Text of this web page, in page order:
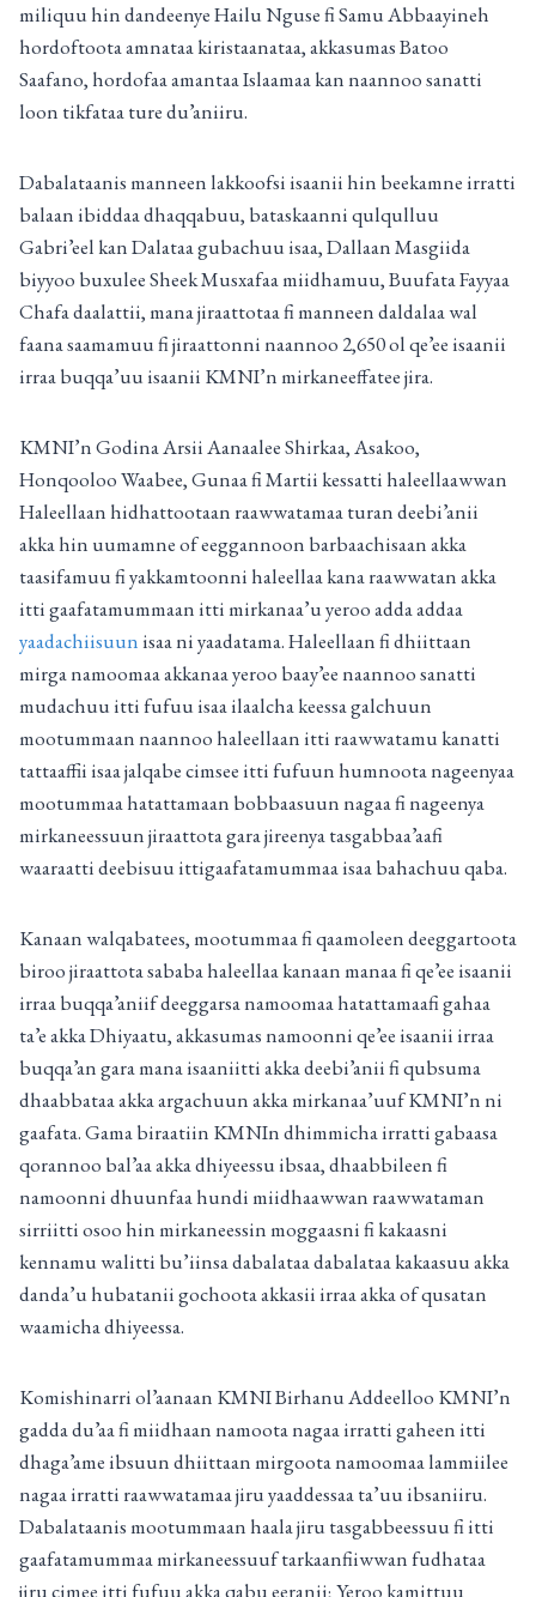
miliquu hin dandeenye Hailu Nguse fi Samu Abbaayineh
hordoftoota amnataa kiristaanataa, akkasumas Batoo
Saafano, hordofaa amantaa Islaamaa kan naannoo sanatti
loon tikfataa ture du’aniiru.
Dabalataanis manneen lakkoofsi isaanii hin beekamne irratti
balaan ibiddaa dhaqqabuu, bataskaanni qulqulluu
Gabri’eel kan Dalataa gubachuu isaa, Dallaan Masgiida
biyyoo buxulee Sheek Musxafaa miidhamuu, Buufata Fayyaa
Chafa daalattii, mana jiraattotaa fi manneen daldalaa wal
faana saamamuu fi jiraattonni naannoo 2,650 ol qe’ee isaanii
irraa buqqa’uu isaanii KMNI’n mirkaneeffatee jira.
KMNI’n Godina Arsii Aanaalee Shirkaa, Asakoo,
Honqooloo Waabee, Gunaa fi Martii kessatti haleellaawwan
Haleellaan hidhattootaan raawwatamaa turan deebi’anii
akka hin uumamne of eeggannoon barbaachisaan akka
taasifamuu fi yakkamtoonni haleellaa kana raawwatan akka
itti gaafatamummaan itti mirkanaa’u yeroo adda addaa
yaadachiisuunisaa ni yaadatama. Haleellaan fi dhiittaan
mirga namoomaa akkanaa yeroo baay’ee naannoo sanatti
mudachuu itti fufuu isaa ilaalcha keessa galchuun
mootummaan naannoo haleellaan itti raawwatamu kanatti
tattaaffii isaa jalqabe cimsee itti fufuun humnoota nageenyaa
mootummaa hatattamaan bobbaasuun nagaa fi nageenya
mirkaneessuun jiraattota gara jireenya tasgabbaa’aafi
waaraatti deebisuu ittigaafatamummaa isaa bahachuu qaba.
Kanaan walqabatees, mootummaa fi qaamoleen deeggartoota
biroo jiraattota sababa haleellaa kanaan manaa fi qe’ee isaanii
irraa buqqa’aniif deeggarsa namoomaa hatattamaafi gahaa
ta’e akka Dhiyaatu, akkasumas namoonni qe’ee isaanii irraa
buqqa’an gara mana isaaniitti akka deebi’anii fi qubsuma
dhaabbataa akka argachuun akka mirkanaa’uuf KMNI’n ni
gaafata. Gama biraatiin KMNIn dhimmicha irratti gabaasa
qorannoo bal’aa akka dhiyeessu ibsaa, dhaabbileen fi
namoonni dhuunfaa hundi miidhaawwan raawwataman
sirriitti osoo hin mirkaneessin moggaasni fi kakaasni
kennamu walitti bu’iinsa dabalataa dabalataa kakaasuu akka
danda’u hubatanii gochoota akkasii irraa akka of qusatan
waamicha dhiyeessa.
Komishinarri ol’aanaan KMNI Birhanu Addeelloo KMNI’n
gadda du’aa fi miidhaan namoota nagaa irratti gaheen itti
dhaga’ame ibsuun dhiittaan mirgoota namoomaa lammiilee
nagaa irratti raawwatamaa jiru yaaddessaa ta’uu ibsaniiru.
Dabalataanis mootummaan haala jiru tasgabbeessuu fi itti
gaafatamummaa mirkaneessuuf tarkaanfiiwwan fudhataa
jiru cimee itti fufuu akka qabu eeranii; Yeroo kamittuu